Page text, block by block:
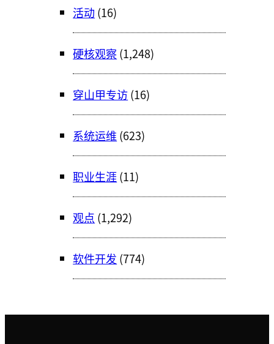
活动 (16)
硬核观察(1,248)
穿山甲专访(16)
系统运维 (623)
职业生涯(11)
观点 (1,292)
软件开发 (774)